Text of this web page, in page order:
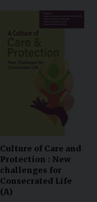
Culture of Care and
Protection : New
challenges for
Consecrated Life
(A)